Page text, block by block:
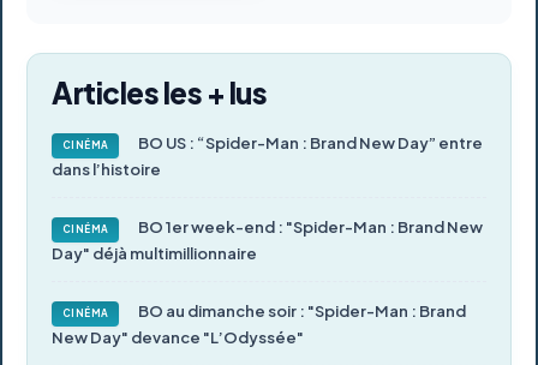
Articles les + lus
CINÉMA
BO US : “Spider-Man : Brand New Day” entre
dans l’histoire
CINÉMA
BO 1er week-end : "Spider-Man : Brand New
Day" déjà multimillionnaire
CINÉMA
BO au dimanche soir : "Spider-Man : Brand
New Day" devance "L’Odyssée"